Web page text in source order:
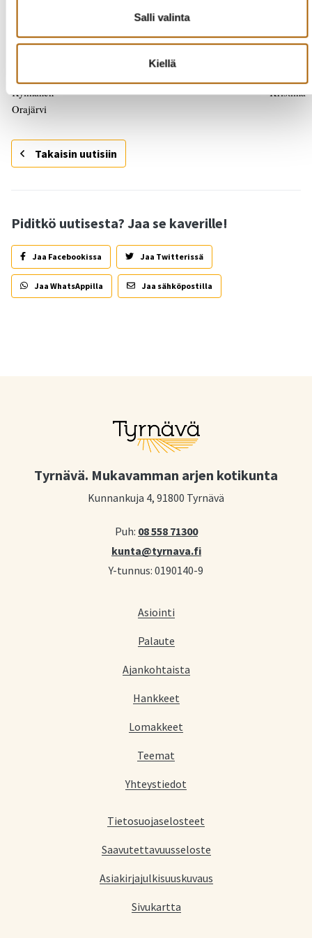
Salli valinta
Kiellä
Johtava
lääkäri
Kylmänen Kristiina
Orajärvi
Takaisin uutisiin
Piditkö uutisesta? Jaa se kaverille!
Jaa Facebookissa Jaa Twitterissä
Jaa WhatsAppilla Jaa sähköpostilla
Tyrnävä. Mukavamman arjen kotikunta
Kunnankuja 4, 91800 Tyrnävä
Puh: 08 558 71300
kunta@tyrnava.fi
Y-tunnus: 0190140-9
Asiointi
Palaute
Ajankohtaista
Hankkeet
Lomakkeet
Teemat
Yhteystiedot
Tietosuojaselosteet
Saavutettavuusseloste
Asiakirjajulkisuuskuvaus
Sivukartta